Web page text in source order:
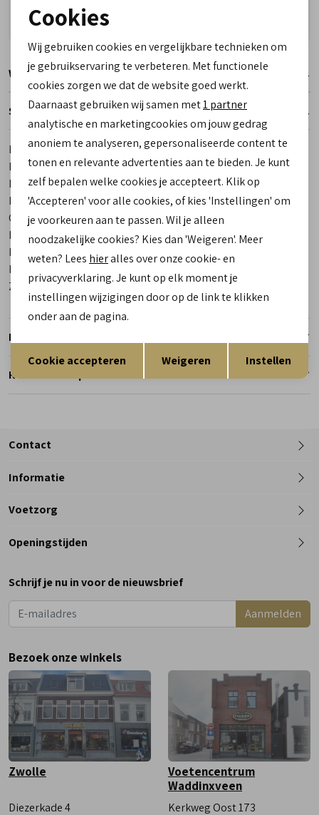
Reserveer- en passervice in de winkel!
Winkelvoorraad
Specificaties
Merk
Blackstone
Leveranciercode
BG-160 Gem Vash
Bestelcode
00026406-20
Los voetbed
Ja
Categorie
Sneakers | veterschoenen
Kleur
Grijs
Materiaal buitenkant
Materiaal binnenkant
Zool
Rubber
Retourneren
Reserveer en pas in de winkel
Contact
Telefoon
Informatie
Voetzorg
Openingstijden
Dinsdag
Woensdag
9:00 - 18:00
Vrijdag
Zaterdag
9:00 - 17:00
Schrijf je nu in voor de nieuwsbrief
Aanmelden
Bezoek onze winkels
Zwolle
Diezerkade 4
Voetencentrum
Waddinxveen
Kerkweg Oost 173
Noodzakelijke cookies
Analytische cookies
Marketing cookies
Terug Opslaan
Cookies
Wij gebruiken cookies en vergelijkbare technieken om
je gebruikservaring te verbeteren. Met functionele
cookies zorgen we dat de website goed werkt.
Daarnaast gebruiken wij samen met1 partner
analytische en marketingcookies om jouw gedrag
anoniem te analyseren, gepersonaliseerde content te
tonen en relevante advertenties aan te bieden. Je kunt
zelf bepalen welke cookies je accepteert. Klik op
'Accepteren' voor alle cookies, of kies 'Instellingen' om
je voorkeuren aan te passen. Wil je alleen
noodzakelijke cookies? Kies dan 'Weigeren'. Meer
weten? Lees hieralles over onze cookie- en
privacyverklaring. Je kunt op elk moment je
instellingen wijzigingen door op de link te klikken
onder aan de pagina.
Cookie accepteren Weigeren Instellen